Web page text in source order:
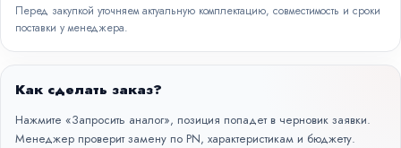
Перед закупкой уточняем актуальную комплектацию, совместимость и сроки
поставки у менеджера.
Как сделать заказ?
Нажмите «Запросить аналог», позиция попадет в черновик заявки.
Менеджер проверит замену по PN, характеристикам и бюджету.